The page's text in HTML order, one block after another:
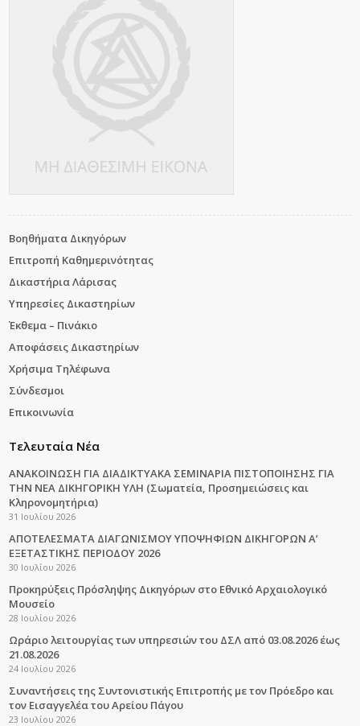
Βοηθήματα Δικηγόρων
Επιτροπή Καθημερινότητας
Δικαστήρια Λάρισας
Υπηρεσίες Δικαστηρίων
Έκθεμα – Πινάκιο
Αποφάσεις Δικαστηρίων
Χρήσιμα Τηλέφωνα
Σύνδεσμοι
Επικοινωνία
Τελευταία Νέα
ΑΝΑΚΟΙΝΩΣΗ ΓΙΑ ΔΙΑΔΙΚΤΥΑΚΑ ΣΕΜΙΝΑΡΙΑ ΠΙΣΤΟΠΟΙΗΣΗΣ ΓΙΑ
ΤΗΝ ΝΕΑ ΔΙΚΗΓΟΡΙΚΗ ΥΛΗ (Σωματεία, Προσημειώσεις και
Κληρονομητήρια)
31 Ιουλίου 2026
ΑΠΟΤΕΛΕΣΜΑΤΑ ΔΙΑΓΩΝΙΣΜΟΥ ΥΠΟΨΗΦΙΩΝ ΔΙΚΗΓΟΡΩΝ Α’
ΕΞΕΤΑΣΤΙΚΗΣ ΠΕΡΙΟΔΟΥ 2026
30 Ιουλίου 2026
Προκηρύξεις Πρόσληψης Δικηγόρων στο Εθνικό Αρχαιολογικό
Μουσείο
28 Ιουλίου 2026
Ωράριο λειτουργίας των υπηρεσιών του ΔΣΛ από 03.08.2026 έως
21.08.2026
24 Ιουλίου 2026
Συναντήσεις της Συντονιστικής Επιτροπής με τον Πρόεδρο και
τον Εισαγγελέα του Αρείου Πάγου
23 Ιουλίου 2026